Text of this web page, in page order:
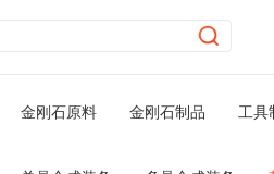
金刚石原料 金刚石制品 工具